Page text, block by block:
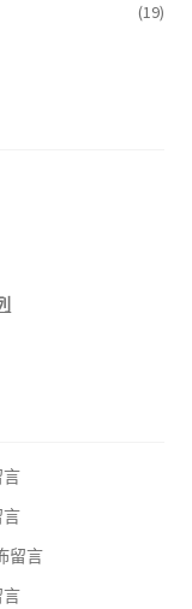
(19)
言
言
留言
言